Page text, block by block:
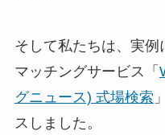
そして私たちは、実
マッチングサービス「
グニュース) 式場検索
スしました。